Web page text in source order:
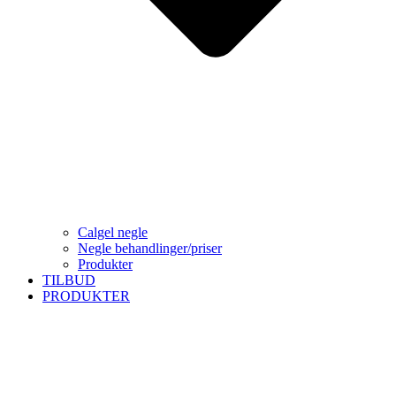
Calgel negle
Negle behandlinger/priser
Produkter
TILBUD
PRODUKTER